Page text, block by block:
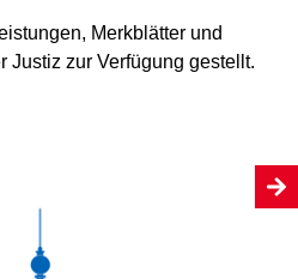
Merkblätter und
Justiz zur Verfügung gestellt.